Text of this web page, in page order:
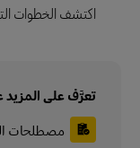
اكتشف الخطوات
تعرَّف على
مصطلحات